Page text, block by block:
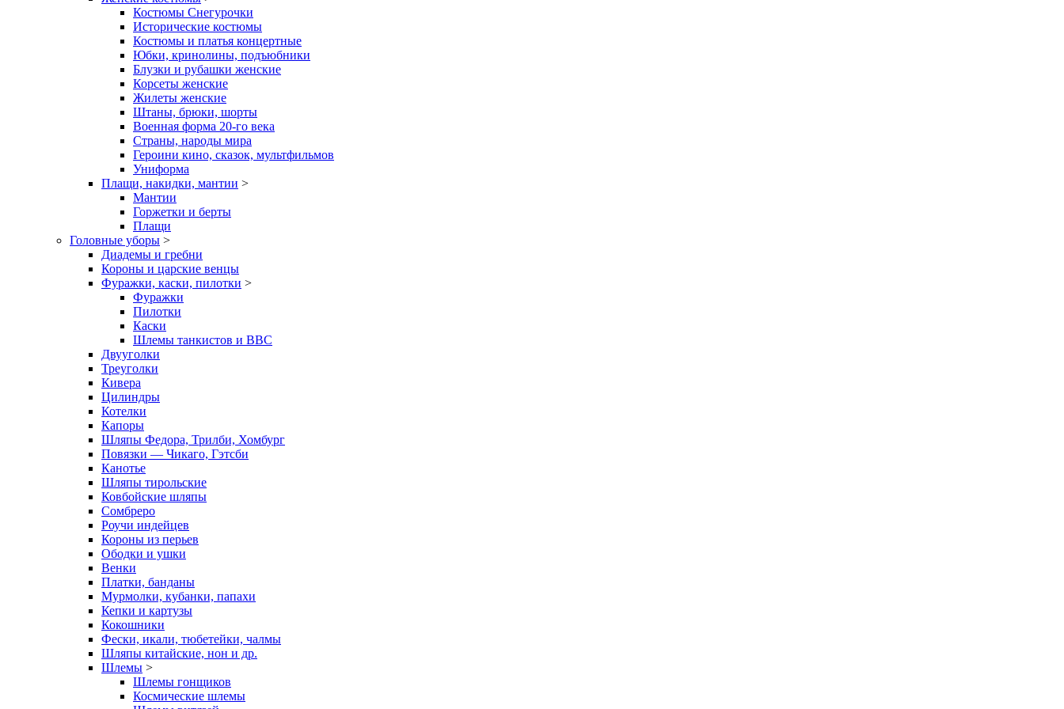
Костюмы Снегурочки
Исторические костюмы
Костюмы и платья концертные
Юбки, кринолины, подъюбники
Блузки и рубашки женские
Корсеты женские
Жилеты женские
Штаны, брюки, шорты
Военная форма 20-го века
Страны, народы мира
Героини кино, сказок, мультфильмов
Униформа
Плащи, накидки, мантии >
Мантии
Горжетки и берты
Плащи
Головные уборы >
Диадемы и гребни
Короны и царские венцы
Фуражки, каски, пилотки >
Фуражки
Пилотки
Каски
Шлемы танкистов и ВВС
Двууголки
Треуголки
Кивера
Цилиндры
Котелки
Капоры
Шляпы Федора, Трилби, Хомбург
Повязки — Чикаго, Гэтсби
Канотье
Шляпы тирольские
Ковбойские шляпы
Сомбреро
Роучи индейцев
Короны из перьев
Ободки и ушки
Венки
Платки, банданы
Мурмолки, кубанки, папахи
Кепки и картузы
Кокошники
Фески, икали, тюбетейки, чалмы
Шляпы китайские, нон и др.
Шлемы >
Шлемы гонщиков
Космические шлемы